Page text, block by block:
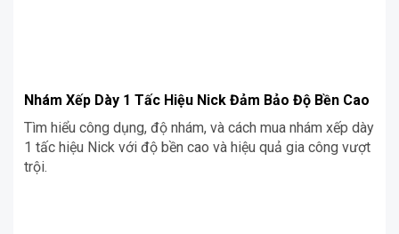
Nhám Xếp Dày 1 Tấc Hiệu Nick Đảm Bảo Độ Bền Cao
Tìm hiểu công dụng, độ nhám, và cách mua nhám xếp dày
1 tấc hiệu Nick với độ bền cao và hiệu quả gia công vượt
trội.